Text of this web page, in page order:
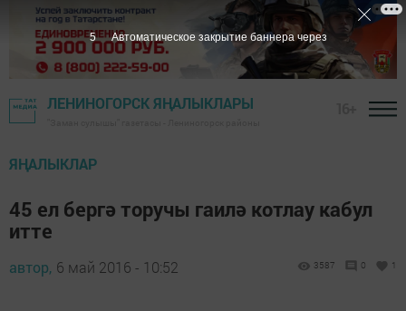
ЛЕНИНОГОРСК ЯҢАЛЫКЛАРЫ
ЯҢАЛЫКЛАР
45 ел бергә торучы гаилә котлау кабул
итте
автор, 6 май 2016 - 10:52 3587 0 1
4 Автоматическое закрытие баннера через